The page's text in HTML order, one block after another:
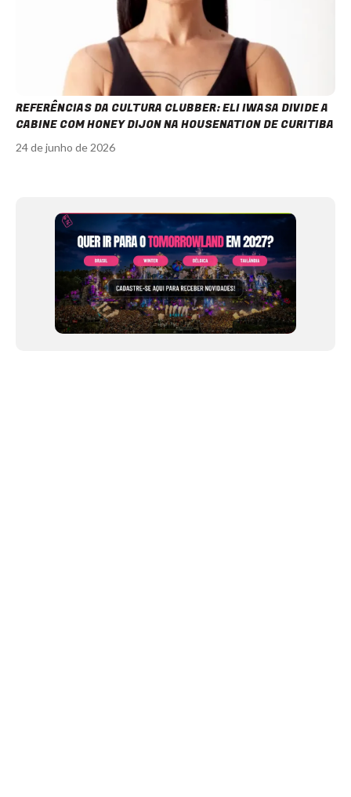
REFERÊNCIAS DA CULTURA CLUBBER: ELI IWASA DIVIDE A
CABINE COM HONEY DIJON NA HOUSENATION DE CURITIBA
24 de junho de 2026